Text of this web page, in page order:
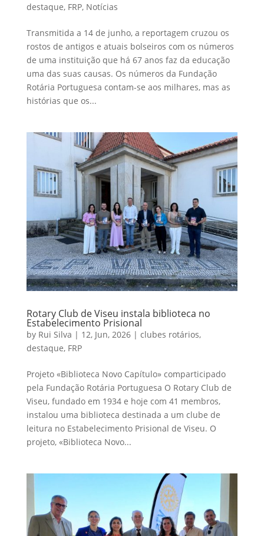
destaque, FRP, Notícias
Transmitida a 14 de junho, a reportagem cruzou os
rostos de antigos e atuais bolseiros com os números
de uma instituição que há 67 anos faz da educação
uma das suas causas. Os números da Fundação
Rotária Portuguesa contam-se aos milhares, mas as
histórias que os...
Rotary Club de Viseu instala biblioteca no
Estabelecimento Prisional
by Rui Silva | 12, Jun, 2026| clubes rotários,
destaque, FRP
Projeto «Biblioteca Novo Capítulo» comparticipado
pela Fundação Rotária Portuguesa O Rotary Club de
Viseu, fundado em 1934 e hoje com 41 membros,
instalou uma biblioteca destinada a um clube de
leitura no Estabelecimento Prisional de Viseu. O
projeto, «Biblioteca Novo...